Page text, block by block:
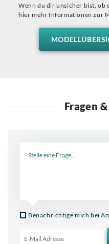
Wenn du dir unsicher bist, ob
hier mehr Informationen zur
Fragen
Benachrichtige mich bei